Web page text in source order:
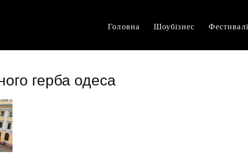
Головна Шоубізнес Фестивалі
герба одеса